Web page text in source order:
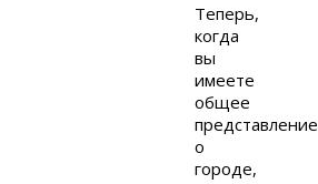
Теперь,
когда
вы
имеете
общее
представление
о
городе,